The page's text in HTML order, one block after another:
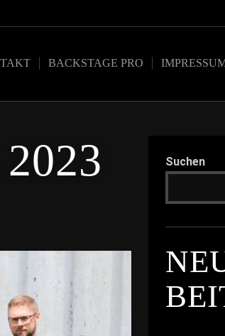
BACKSTAGE PRO
Suchen